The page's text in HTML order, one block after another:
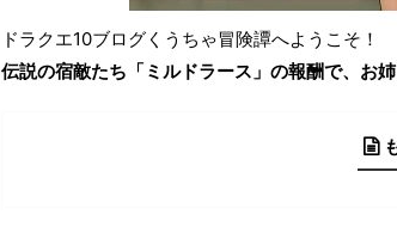
ドラクエ10ブログくうちゃ冒険譚へようこそ！
伝説の宿敵たち「ミルドラース」の報酬で、お